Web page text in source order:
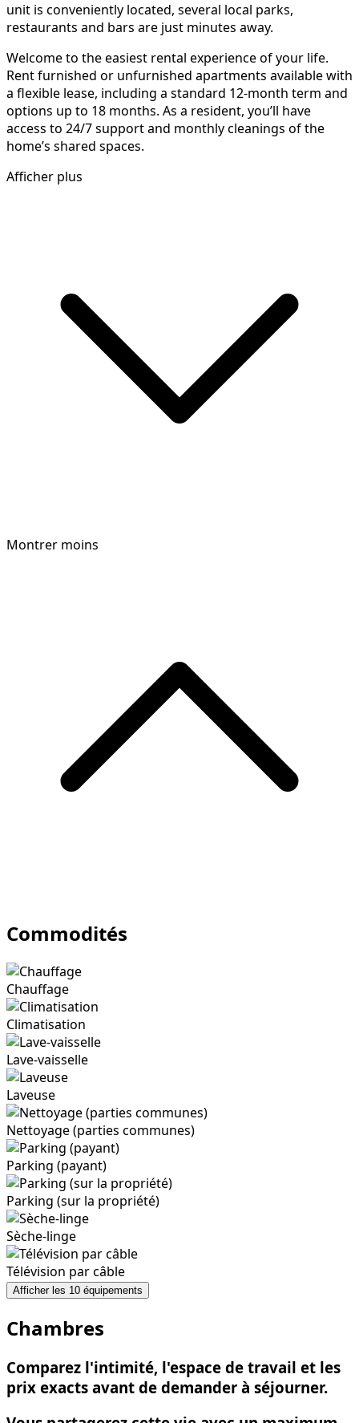
unit is conveniently located, several local parks,
restaurants and bars are just minutes away.
Welcome to the easiest rental experience of your life.
Rent furnished or unfurnished apartments available with
a flexible lease, including a standard 12-month term and
options up to 18 months. As a resident, you’ll have
access to 24/7 support and monthly cleanings of the
home’s shared spaces.
Afficher plus
Montrer moins
Commodités
Chauffage
Climatisation
Lave-vaisselle
Laveuse
Nettoyage (parties communes)
Parking (payant)
Parking (sur la propriété)
Sèche-linge
Télévision par câble
Afficher les 10 équipements
Chambres
Comparez l'intimité, l'espace de travail et les
prix exacts avant de demander à séjourner.